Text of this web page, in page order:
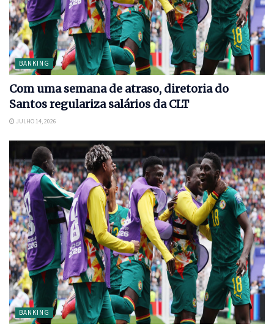
BANKING
Com uma semana de atraso, diretoria do
Santos regulariza salários da CLT
JULHO 14, 2026
BANKING